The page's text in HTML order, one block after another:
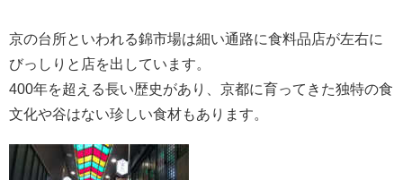
京の台所といわれる錦市場は細い通路に食料品店が左右に
びっしりと店を出しています。
400年を超える長い歴史があり、京都に育ってきた独特の食
文化や谷はない珍しい食材もあります。